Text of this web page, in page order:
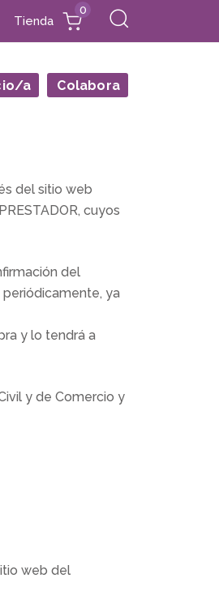
Tienda
0
a Colabora
del sitio web
cuyos
del
ya
y lo tendrá a
y de Comercio y
web del